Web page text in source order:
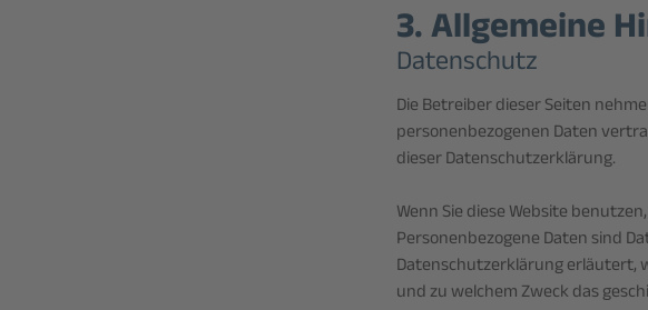
3. Allgemeine
Datenschutz
Die Betreiber dieser Seiten
personenbezogenen Daten
dieser Datenschutzerklärung.
Wenn Sie diese Website
Personenbezogene Daten sind
Datenschutzerklärung erläutert,
und zu welchem Zweck das